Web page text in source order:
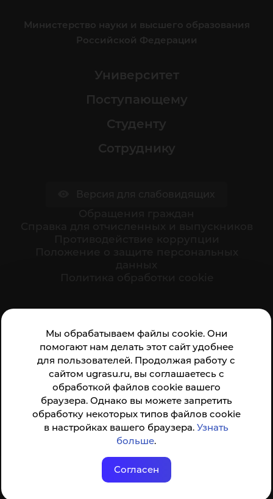
Мы обрабатываем файлы cookie. Они
помогают нам делать этот сайт удобнее
для пользователей. Продолжая работу с
сайтом ugrasu.ru, вы соглашаетесь с
обработкой файлов cookie вашего
браузера. Однако вы можете запретить
обработку некоторых типов файлов cookie
в настройках вашего браузера.Узнать
больше.
Согласен
Министерство науки и высшего образования
Российской Федерации
Университет
Поступающему
Студенту
Сотруднику
организации:
Анкета доступна по QR-коду, а так же по прямой
ссылке
© ФГБОУ ВО ЮГУ 2001–2026